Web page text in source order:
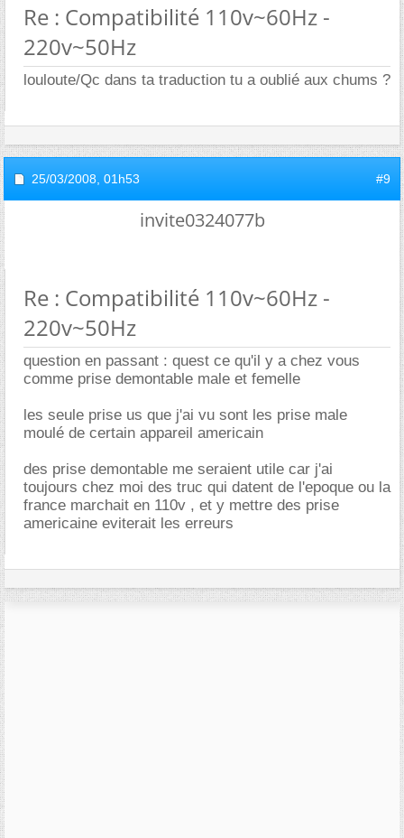
Re : Compatibilité 110v~60Hz -
220v~50Hz
louloute/Qc dans ta traduction tu a oublié aux chums ?
25/03/2008, 01h53 #9
invite0324077b
Re : Compatibilité 110v~60Hz -
220v~50Hz
question en passant : quest ce qu'il y a chez vous
comme prise demontable male et femelle
les seule prise us que j'ai vu sont les prise male
moulé de certain appareil americain
des prise demontable me seraient utile car j'ai
toujours chez moi des truc qui datent de l'epoque ou la
france marchait en 110v , et y mettre des prise
americaine eviterait les erreurs